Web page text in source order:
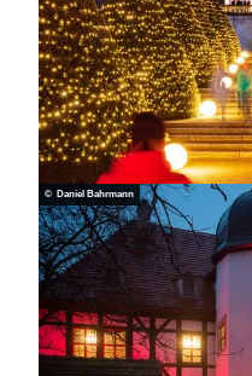
© Daniel Bahrmann